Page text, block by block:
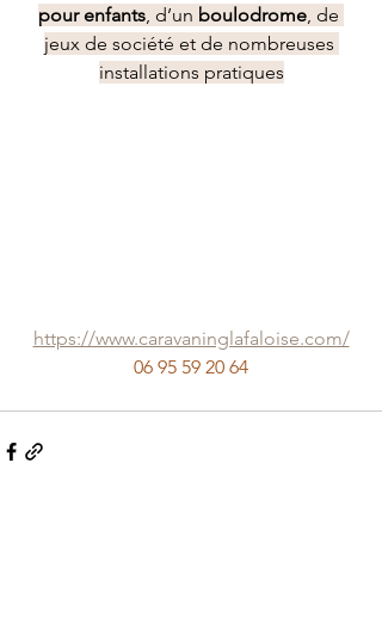
pour enfants, d’un boulodrome, de
jeux de société et de nombreuses
installations pratiques
https://www.caravaninglafaloise.com/
06 95 59 20 64